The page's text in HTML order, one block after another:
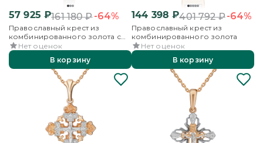
57 925 ₽161 180₽-64%
Православный крест из
комбинированного золота с
фианитами
Нет оценок
В корзину
144 398 ₽401 792₽-64%
Православный крест из
комбинированного золота
Нет оценок
В корзину